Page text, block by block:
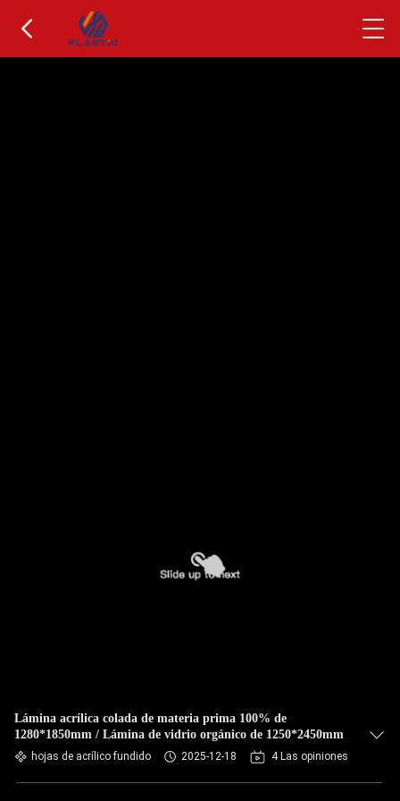
Lámina acrílica colada de materia prima 100% de
1280*1850mm / Lámina de vidrio orgánico de 1250*2450mm
hojas de acrílico fundido 2025-12-18 4 Las opiniones